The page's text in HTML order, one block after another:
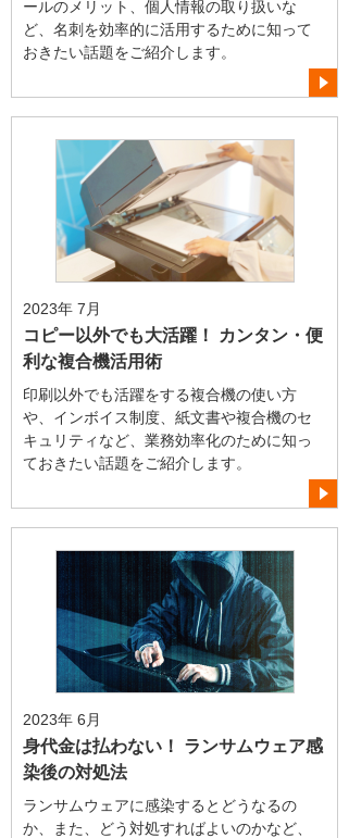
ールのメリット、個人情報の取り扱いな
ど、名刺を効率的に活用するために知って
おきたい話題をご紹介します。
2023年 7月
コピー以外でも大活躍！ カンタン・便
利な複合機活用術
印刷以外でも活躍をする複合機の使い方
や、インボイス制度、紙文書や複合機のセ
キュリティなど、業務効率化のために知っ
ておきたい話題をご紹介します。
2023年 6月
身代金は払わない！ ランサムウェア感
染後の対処法
ランサムウェアに感染するとどうなるの
か、また、どう対処すればよいのかなど、